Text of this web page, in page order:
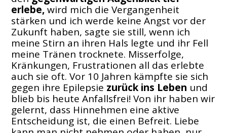
erlebe,wird mich die Vergangenheit
stärken und ich werde keine Angst vor der
Zukunft haben, sagte sie still, wenn ich
meine Stirn an ihren Hals legte und ihr Fell
meine Tränen trocknete. Misserfolge,
Kränkungen, Frustrationen all das erlebte
auch sie oft. Vor 10 Jahren kämpfte sie sich
gegen ihre Epilepsie zurück ins Leben und
blieb bis heute Anfallsfrei! Von ihr haben wir
gelernt, dass Hinnehmen eine aktive
Entscheidung ist, die einen Befreit. Liebe